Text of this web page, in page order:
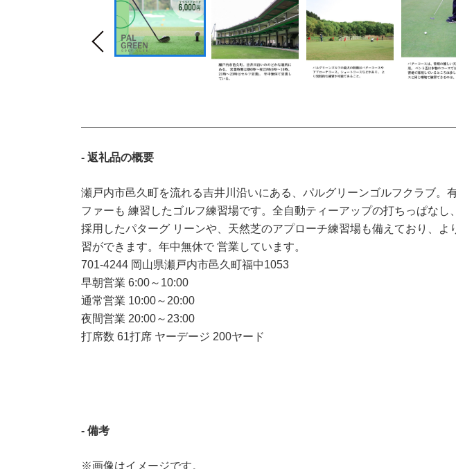
- 返礼品の概要
瀬戸内市邑久町を流れる吉井川沿いにある、パルグリーンゴルフクラブ。
ファーも 練習したゴルフ練習場です。全自動ティーアップの打ちっぱなし
採用したパターグ リーンや、天然芝のアプローチ練習場も備えており、よ
習ができます。年中無休で 営業しています。
701-4244 岡山県瀬戸内市邑久町福中1053
早朝営業 6:00～10:00
通常営業 10:00～20:00
夜間営業 20:00～23:00
打席数 61打席 ヤーデージ 200ヤード
- 備考
※画像はイメージです。